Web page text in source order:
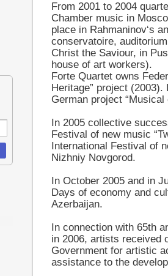
From 2001 to 2004
Chamber music in
place in Rahmaninov‘s
conservatoire,
Christ the Saviour, in
house of art workers).
Forte Quartet owns
Heritage” project
German project
In 2005 collective
Festival of new music
International Festival of
Nizhniy Novgorod.
In October 2005 and in
Days of economy and
Azerbaijan.
In connection with 65th
in 2006, artists received
Government for artistic
assistance to the